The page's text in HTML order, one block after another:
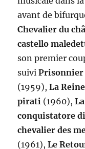
avant de
Chevalier du
castello
son premier
suiviPrisonnier
(1959),La
pirati (1960),
conquistatore
chevalier des
(1961),Le